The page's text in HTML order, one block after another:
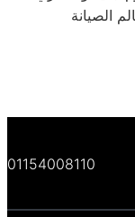
الصيانة
01154008110